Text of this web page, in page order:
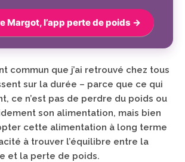
Margot, l’app perte de poids →
commun que j’ai retrouvé chez tous
sur la durée – parce que ce qui
ce n’est pas de perdre du poids ou
son alimentation, mais bien
cette alimentation à long terme
à trouver l’équilibre entre la
et la perte de poids.